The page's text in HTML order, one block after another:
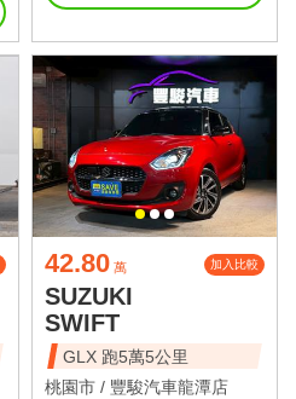
42.80 萬 加入比較
SUZUKI
SWIFT
GLX 跑5萬5公里
桃園市 / 豐駿汽車龍潭店